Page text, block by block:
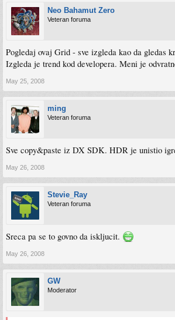
Neo Bahamut Zero
Veteran foruma
Pogledaj ovaj Grid - sve izgleda kao da gledas
Izgleda je trend kod developera. Meni je
May 25, 2008
ming
Veteran foruma
Sve copy&paste iz DX SDK. HDR je unistio
May 26, 2008
Stevie_Ray
Veteran foruma
Sreca pa se to govno da iskljucit.
May 26, 2008
GW
Moderator